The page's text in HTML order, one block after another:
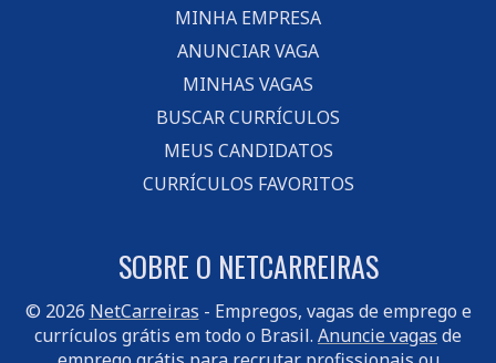
MINHA EMPRESA
ANUNCIAR VAGA
MINHAS VAGAS
BUSCAR CURRÍCULOS
MEUS CANDIDATOS
CURRÍCULOS FAVORITOS
SOBRE O NETCARREIRAS
© 2026 NetCarreiras - Empregos, vagas de emprego e
currículos grátis em todo o Brasil. Anuncie vagas de